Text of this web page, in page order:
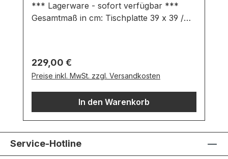
*** Lagerware - sofort verfügbar ***
Gesamtmaß in cm: Tischplatte 39 x 39 /
(tiefschwarz) Wichtige Informationen: Im
Anschluss an Ihren Bestellvorgang wird
sich unser freundliches Verkäuferteam bei
Ihnen melden, um etwaige Rückfragen zu
äußern. Tisch ist vormontiert. Angebot
Regulärer Preis:
229,00 €
Preise inkl. MwSt. zzgl. Versandkosten
In den Warenkorb
Service-Hotline